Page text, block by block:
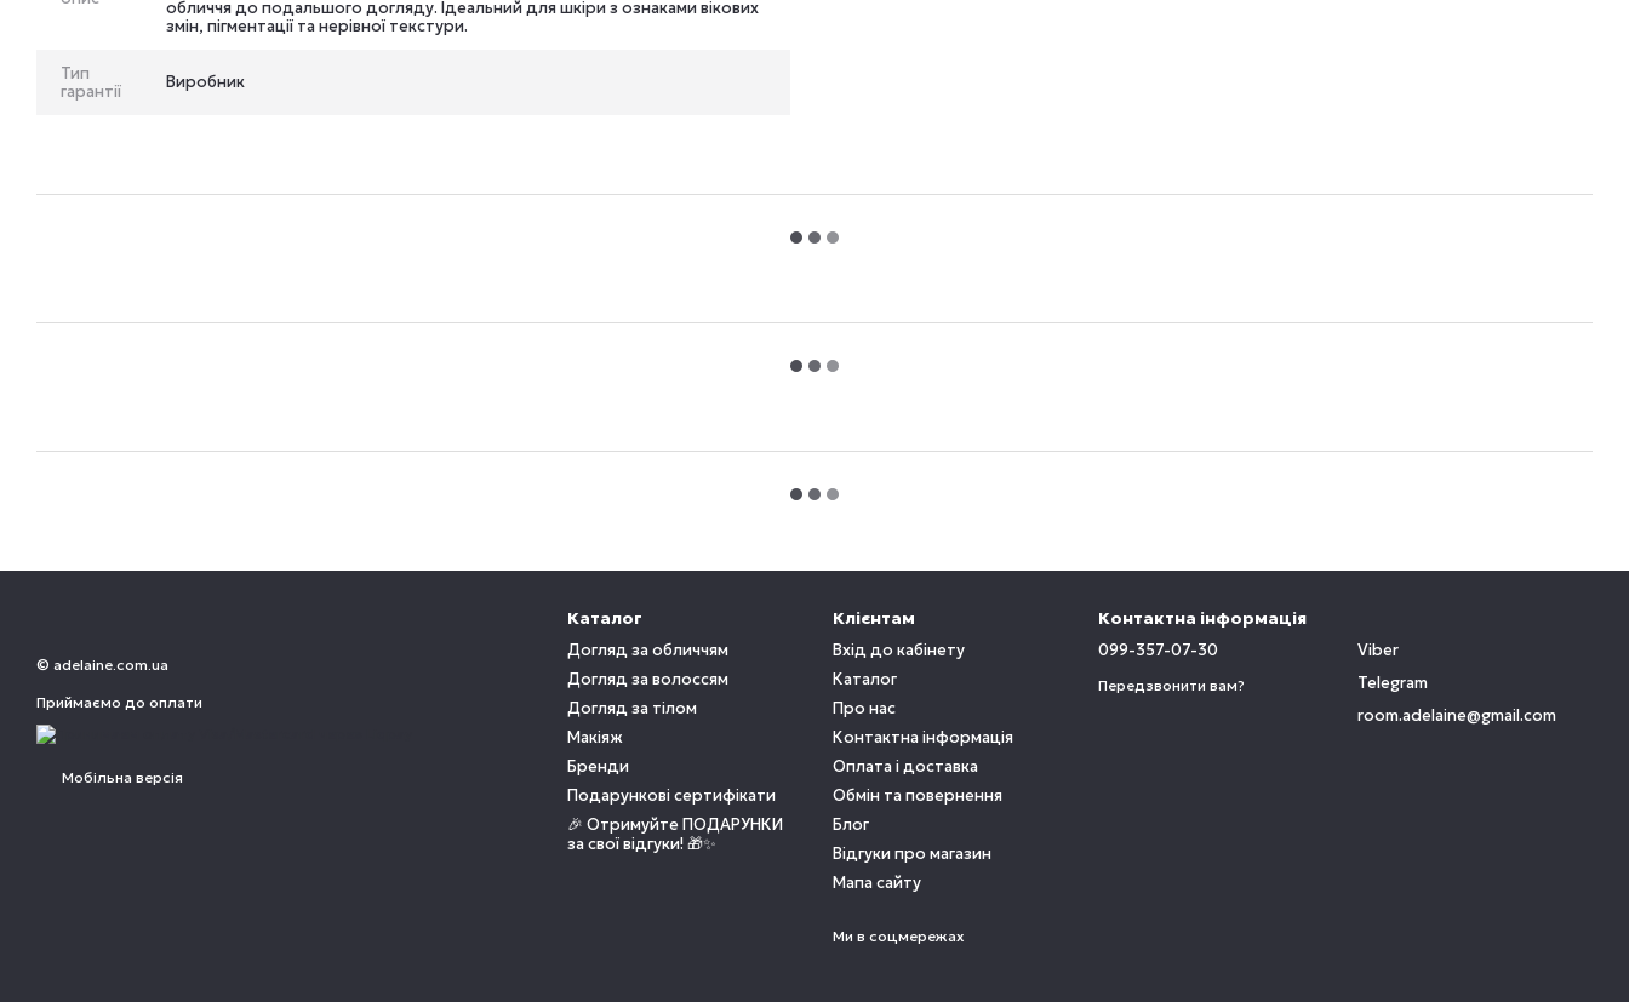
обличчя до подальшого догляду. Ідеальний для шкіри з ознаками вікових
змін, пігментації та нерівної текстури.
Тип
гарантії
Виробник
© adelaine.com.ua
Приймаємо до оплати
Мобільна версія
Каталог
Догляд за обличчям
Догляд за волоссям
Догляд за тілом
Макіяж
Бренди
Подарункові сертифікати
🎉 Отримуйте ПОДАРУНКИ
за свої відгуки! 🎁✨
Клієнтам
Вхід до кабінету
Каталог
Про нас
Контактна інформація
Оплата і доставка
Обмін та повернення
Блог
Відгуки про магазин
Мапа сайту
Ми в соцмережах
Контактна інформація
099-357-07-30
Передзвонити вам?
Viber
Telegram
room.adelaine@gmail.com